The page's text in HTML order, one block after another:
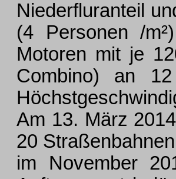
Niederfluranteil
(4 Personen /
Motoren mit je
Combino) an
Am 13. März
20
im November